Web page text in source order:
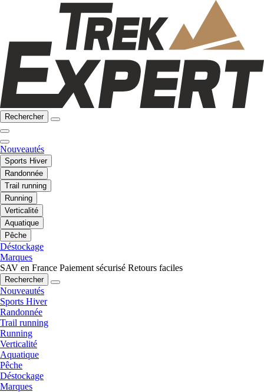
Rechercher
Nouveautés
Sports Hiver
Randonnée
Trail running
Running
Verticalité
Aquatique
Pêche
Déstockage
Marques
SAV en France Paiement sécurisé Retours faciles
Rechercher
Nouveautés
Sports Hiver
Randonnée
Trail running
Running
Verticalité
Aquatique
Pêche
Déstockage
Marques